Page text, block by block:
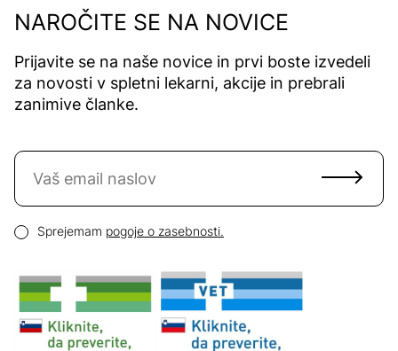
NAROČITE SE NA NOVICE
Prijavite se na naše novice in prvi boste izvedeli
za novosti v spletni lekarni, akcije in prebrali
zanimive članke.
Naročite se na novice
Pogoji zasebnosti
Sprejemam pogoje o zasebnosti.